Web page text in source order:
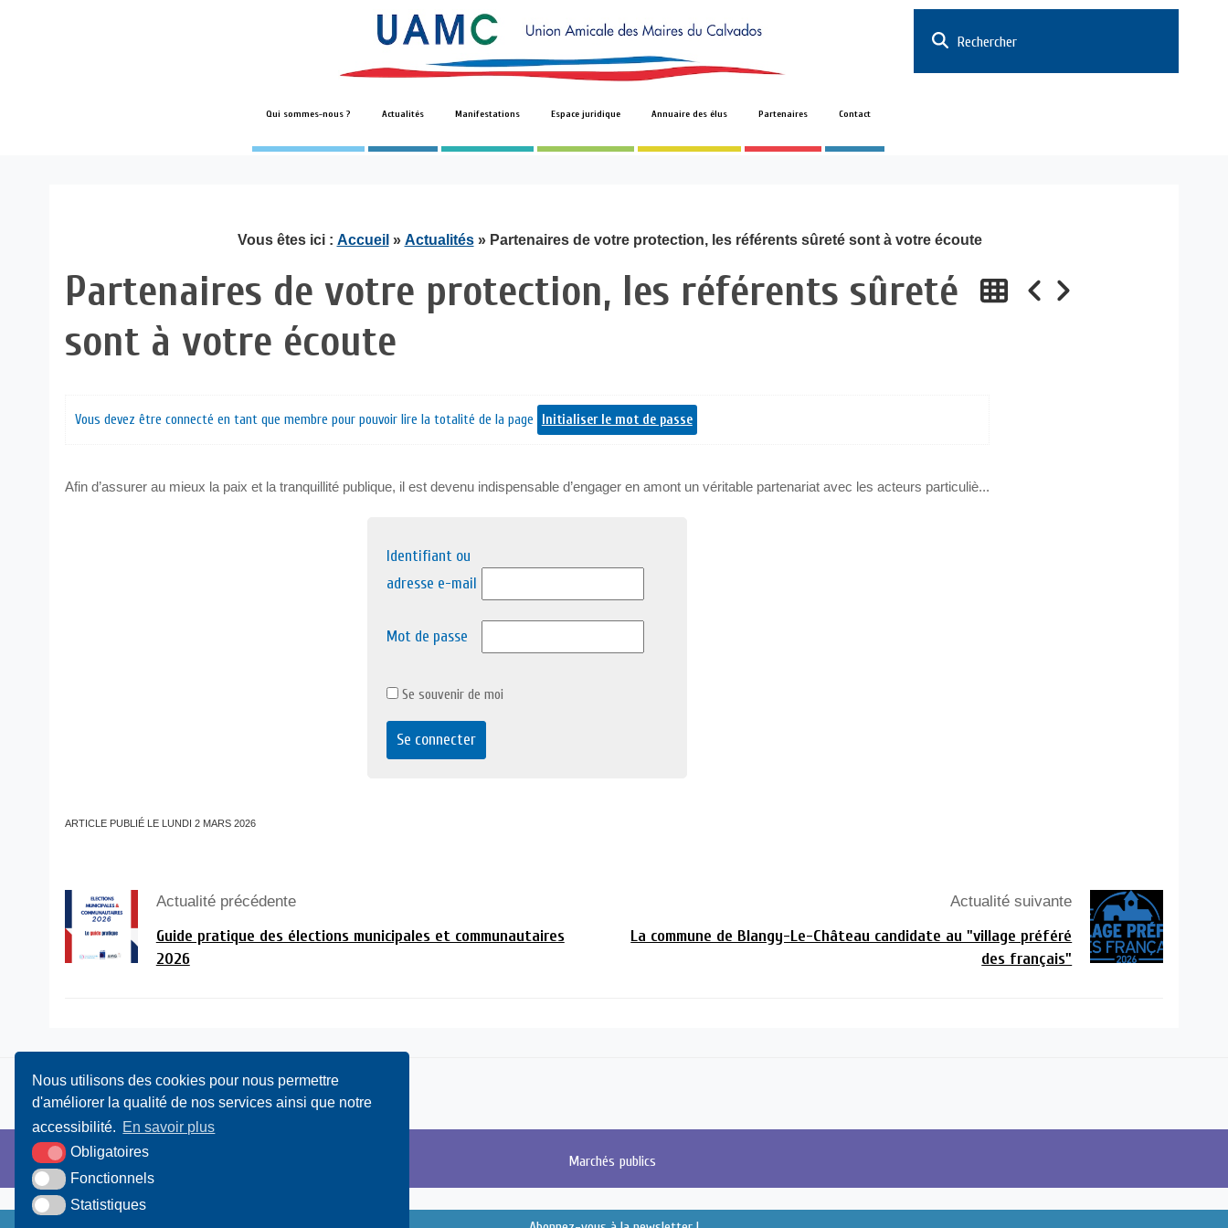
Nous utilisons des cookies pour nous permettre
d'améliorer la qualité de nos services ainsi que notre
accessibilité. En savoir plus
Obligatoires
Fonctionnels
Statistiques
Rechercher
Qui sommes-nous ? Actualités Manifestations Espace juridique Annuaire des élus Partenaires Contact
Vous êtes ici : Accueil » Actualités» Partenaires de votre protection, les référents sûreté sont à votre écoute
Partenaires de votre protection, les référents sûreté
sont à votre écoute
Vous devez être connecté en tant que membre pour pouvoir lire la totalité de la page Initialiser le mot de passe
Afin d’assurer au mieux la paix et la tranquillité publique, il est devenu indispensable d’engager en amont un véritable partenariat avec les acteurs particuliè...
Identifiant ou
adresse e-mail
Mot de passe
Se souvenir de moi
ARTICLE PUBLIÉ LE LUNDI 2 MARS 2026
Actualité précédente
Guide pratique des élections municipales et communautaires
2026
Actualité suivante
La commune de Blangy-Le-Château candidate au "village préféré
des français"
Marchés publics